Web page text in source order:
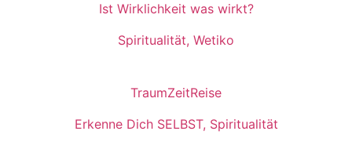
Ist Wirklichkeit was wirkt?
Spiritualität, Wetiko
TraumZeitReise
Erkenne Dich SELBST, Spiritualität